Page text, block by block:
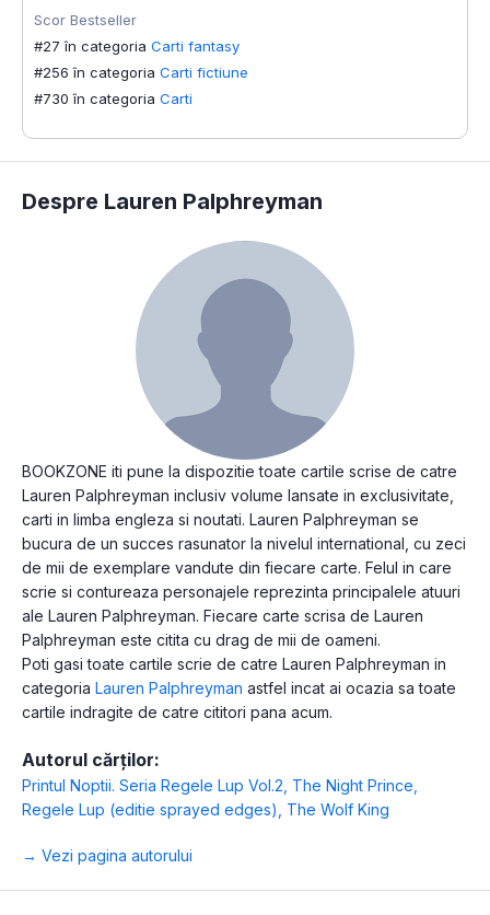
Scor Bestseller
#27 în categoria Carti fantasy
#256 în categoria Carti fictiune
#730 în categoria Carti
Despre Lauren Palphreyman
BOOKZONE iti pune la dispozitie toate cartile scrise de catre
Lauren Palphreyman inclusiv volume lansate in exclusivitate,
carti in limba engleza si noutati. Lauren Palphreyman se
bucura de un succes rasunator la nivelul international, cu zeci
de mii de exemplare vandute din fiecare carte. Felul in care
scrie si contureaza personajele reprezinta principalele atuuri
ale Lauren Palphreyman. Fiecare carte scrisa de Lauren
Palphreyman este citita cu drag de mii de oameni.
Poti gasi toate cartile scrie de catre Lauren Palphreyman in
categoria Lauren Palphreyman astfel incat ai ocazia sa toate
cartile indragite de catre cititori pana acum.
Autorul cărților:
Printul Noptii. Seria Regele Lup Vol.2 The Night Prince
Regele Lup (editie sprayed edges)
The Wolf King
→ Vezi pagina autorului